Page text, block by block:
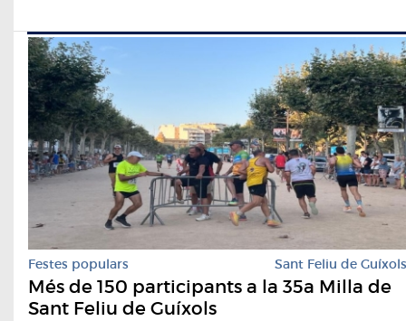
Festes populars Sant Feliu de Guíxols
Més de 150 participants a la 35a Milla de
Sant Feliu de Guíxols